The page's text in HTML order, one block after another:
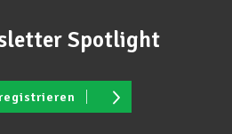
Spotlight